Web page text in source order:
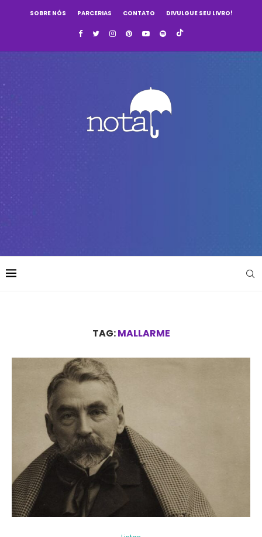
SOBRE NÓS PARCERIAS CONTATO DIVULGUE SEU LIVRO!
TAG:MALLARME